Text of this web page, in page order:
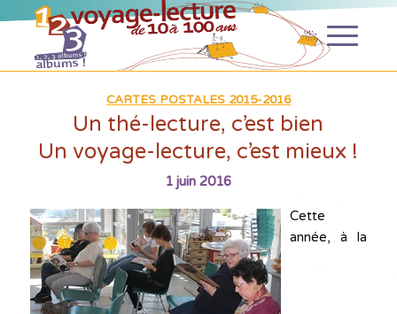
CARTES POSTALES 2015-2016
Un thé-lecture, c’est bien
Un voyage-lecture, c’est mieux !
1 juin 2016
Cette
année, à la